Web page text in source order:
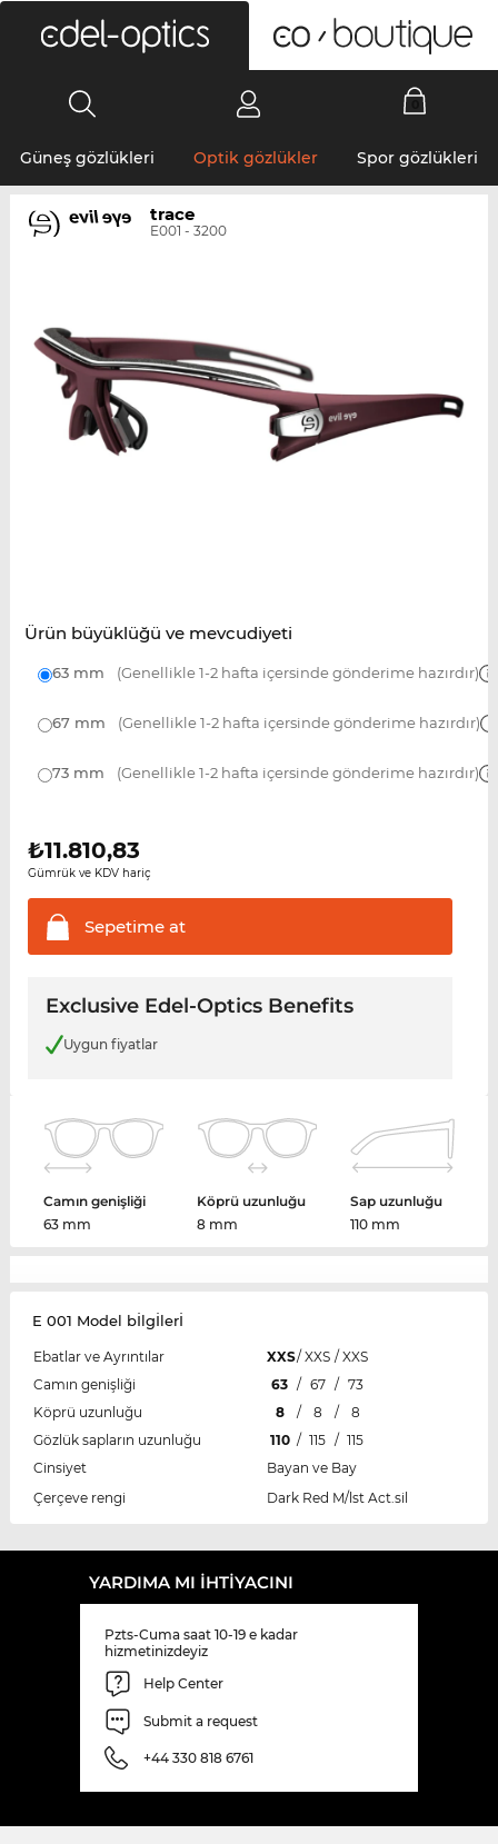
Güneş gözlükleri Optik gözlükler Spor gözlükleri
trace
E001 - 3200
Ürün büyüklüğü ve mevcudiyeti
63 mm (Genellikle 1-2 hafta içersinde gönderime hazırdır)
67 mm (Genellikle 1-2 hafta içersinde gönderime hazırdır)
73 mm (Genellikle 1-2 hafta içersinde gönderime hazırdır)
₺11.810,83
Gümrük ve KDV hariç
Sepetimeat
Exclusive Edel-Optics Benefits
Uygun fiyatlar
Camın genişliği
63 mm
Köprü uzunluğu
8 mm
Sap uzunluğu
110 mm
E 001 Model bİlgİlerİ
Ebatlar ve Ayrıntılar XXS/ XXS / XXS
Camın genişliği
63 / 67 / 73
Köprü uzunluğu
8 / 8 /
8
Gözlük sapların uzunluğu
110 / 115 / 115
Cinsiyet
Bayan ve Bay
Çerçeve rengi
Dark Red M/lst Act.sil
YARDIMA MI IHTIYACINI
Pzts-Cuma saat 10-19 e kadar
hizmetinizdeyiz
Help Center
Submit a request
+44 330 818 6761